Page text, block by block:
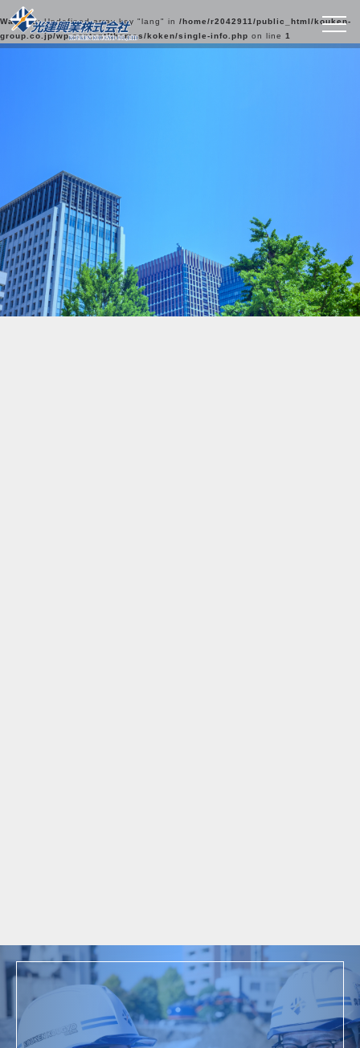
Warning: Undefined array key "lang" in /home/r2042911/public_html/kouken-
group.co.jp/wp-content/themes/koken/single-info.php on line 1
最新情報